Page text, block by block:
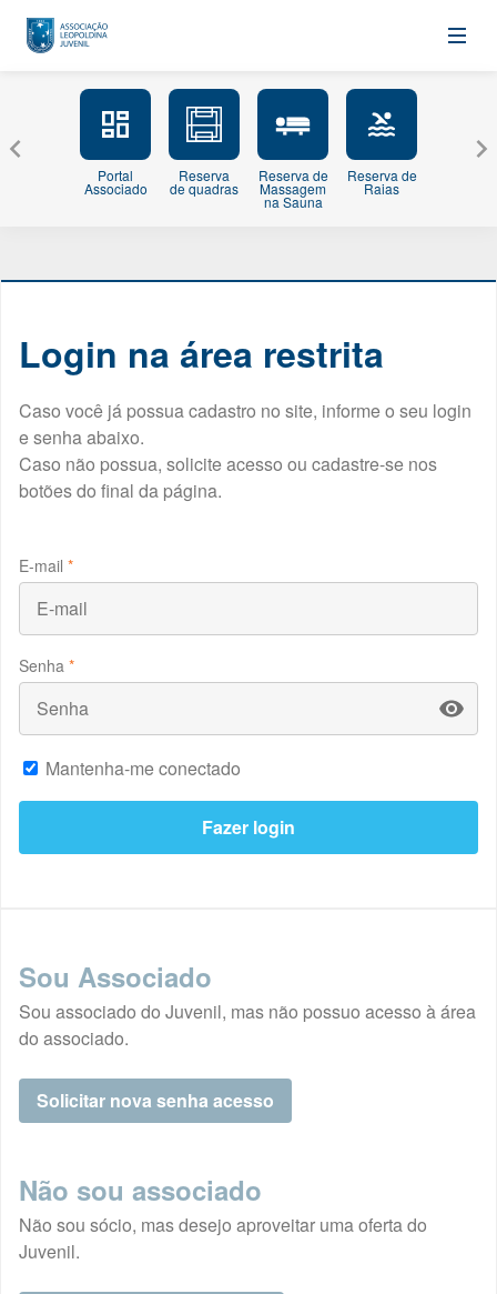
Portal
Associado
Reserva
de quadras
Reserva de
Massagem
na Sauna
Reserva de
Raias
Login na área restrita
Caso você já possua cadastro no site, informe o seu login
e senha abaixo.
Caso não possua, solicite acesso ou cadastre-se nos
botões do final da página.
E-mail *
Senha *
Mantenha-me conectado
Sou Associado
Sou associado do Juvenil, mas não possuo acesso à área
do associado.
Solicitar nova senha acesso
Não sou associado
Não sou sócio, mas desejo aproveitar uma oferta do
Juvenil.